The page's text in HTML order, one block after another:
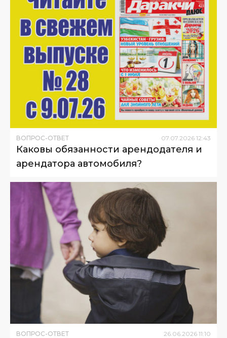
ВОПРОС-ОТВЕТ 07.07.2026 12:43
Каковы обязанности арендодателя и
арендатора автомобиля?
ВОПРОС-ОТВЕТ 26 06 2026 11:10